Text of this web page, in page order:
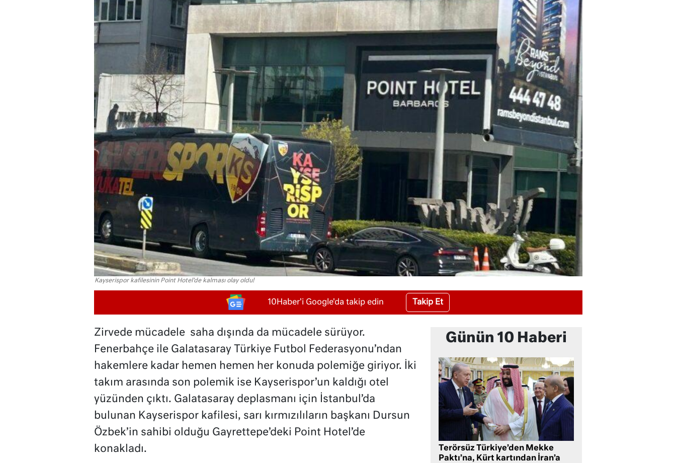
Kayserispor kafilesinin Point Hotel'de kalması olay oldu!
10Haber'i Google'da takip edin Takip Et
Zirvede mücadele saha dışında da mücadele sürüyor.
Fenerbahçe ile Galatasaray Türkiye Futbol Federasyonu’ndan
hakemlere kadar hemen hemen her konuda polemiğe giriyor. İki
takım arasında son polemik ise Kayserispor’un kaldığı otel
yüzünden çıktı. Galatasaray deplasmanı için İstanbul’da
bulunan Kayserispor kafilesi, sarı kırmızılıların başkanı Dursun
Özbek’in sahibi olduğu Gayrettepe’deki Point Hotel’de
konakladı.
Günün 10 Haberi
Terörsüz Türkiye’den Mekke
Paktı’na, Kürt kartından İran’a